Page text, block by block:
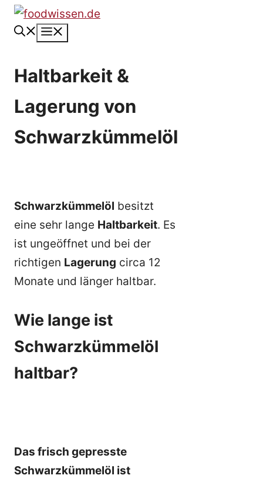
Zum
Inhalt
Haltbarkeit &
Lagerung von
Schwarzkümmelöl
Schwarzkümmelöl besitzt
eine sehr lange Haltbarkeit. Es
ist ungeöffnet und bei der
richtigen Lagerung circa 12
Monate und länger haltbar.
Wie lange ist
Schwarzkümmelöl
haltbar?
Das frisch gepresste
Schwarzkümmelöl ist